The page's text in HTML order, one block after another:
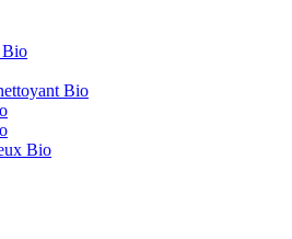
Bio
Bio
Bio